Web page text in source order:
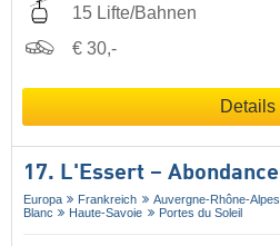
15 Lifte/Bahnen
€ 30,-
Details
17. L'Essert – Abondance
Europa Frankreich Auvergne-Rhône-Alpes
Blanc
Haute-Savoie Portes du Soleil